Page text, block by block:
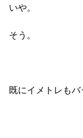
いや。
そう。
既にイメトレも